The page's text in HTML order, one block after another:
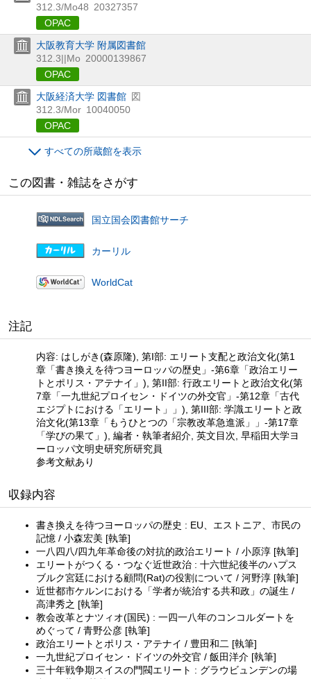
312.3/Mo48 20327357
OPAC
大阪教育大学 附属図書館
312.3||Mo 20000139867
OPAC
大阪経済大学 図書館 図
312.3/Mor 10040050
OPAC
すべての所蔵館を表示
この図書・雑誌をさがす
国立国会図書館サーチ
カーリル
WorldCat
注記
内容: はしがき(森原隆), 第I部: エリート支配と政治文化(第1
章「書き換えを待つヨーロッパの歴史」-第6章「政治エリー
トとポリス・アテナイ」), 第II部: 行政エリートと政治文化(第
7章「一九世紀プロイセン・ドイツの外交官」-第12章「古代
エジプトにおける「エリート」」), 第III部: 学識エリートと政
治文化(第13章「もうひとつの「宗教改革急進派」」-第17章
「学びの果て」), 編者・執筆者紹介, 英文目次, 早稲田大学ヨ
ーロッパ文明史研究所研究員
参考文献あり
収録内容
書き換えを待つヨーロッパの歴史 : EU、エストニア、市民の
記憶 / 小森宏美 [執筆]
一八四八/四九年革命後の対抗的政治エリート / 小原淳 [執筆]
エリートがつくる・つなぐ近世政治 : 十六世紀後半のハプス
ブルク宮廷における顧問(Rat)の役割について / 河野淳 [執筆]
近世都市ケルンにおける「学者が統治する共和政」の誕生 /
高津秀之 [執筆]
教会改革とナツィオ(国民) : 一四一八年のコンコルダートを
めぐって / 青野公彦 [執筆]
政治エリートとポリス・アテナイ / 豊田和二 [執筆]
一九世紀プロイセン・ドイツの外交官 / 飯田洋介 [執筆]
三十年戦争期スイスの門閥エリート : グラウビュンデンの場